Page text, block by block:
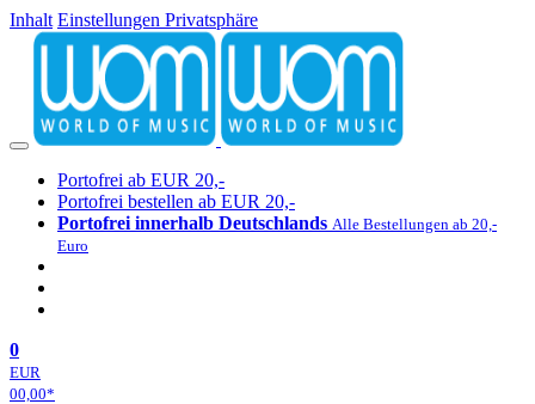
Inhalt Einstellungen Privatsphäre
Portofrei ab EUR 20,-
Portofrei bestellen ab EUR 20,-
Portofrei innerhalb Deutschlands Alle Bestellungen ab 20,-
Euro
0
EUR
00,00*